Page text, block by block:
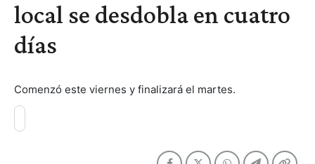
local se desdobla en cuatro
días
Comenzó este viernes y finalizará el martes.